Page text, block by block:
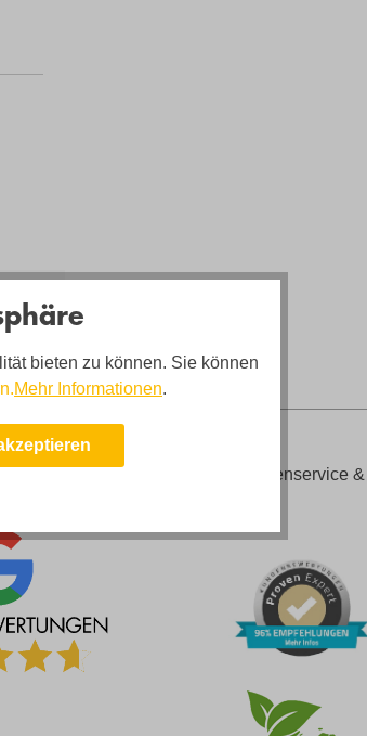
Über Uns: Kundenservice
bieten zu können. Sie können
Mehr Informationen.